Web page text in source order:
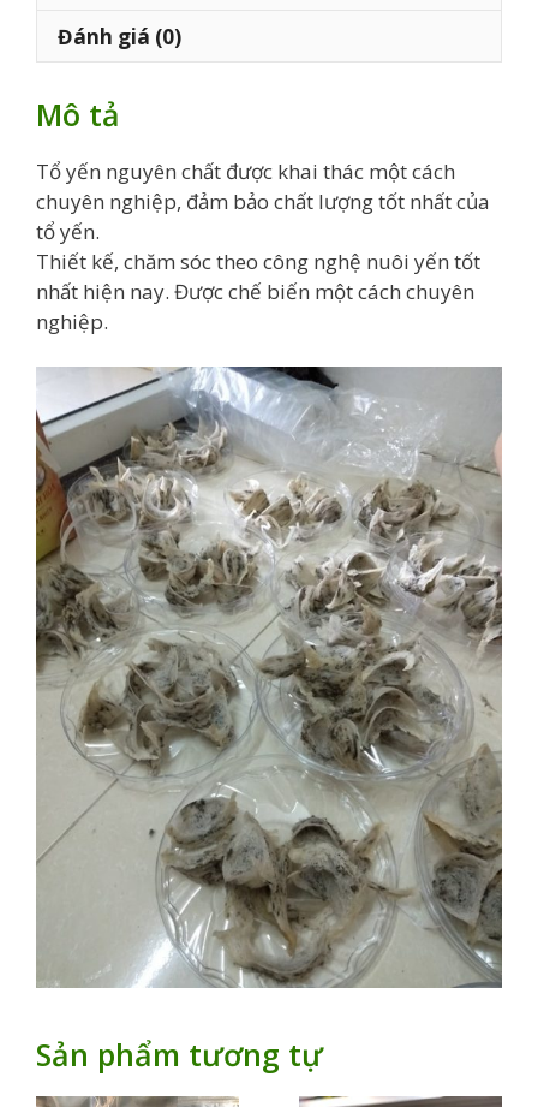
Đánh giá (0)
Mô tả
Tổ yến nguyên chất được khai thác một cách
chuyên nghiệp, đảm bảo chất lượng tốt nhất của
tổ yến.
Thiết kế, chăm sóc theo công nghệ nuôi yến tốt
nhất hiện nay. Được chế biến một cách chuyên
nghiệp.
Sản phẩm tương tự